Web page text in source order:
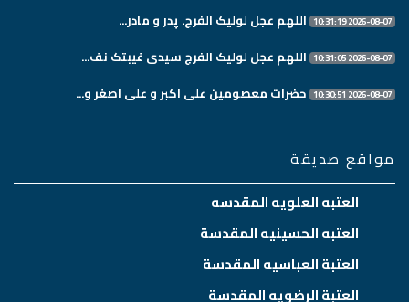
2026-08-07 10:31:19 اللهم عجل لولیک الفرج. پدر و مادر...
2026-08-07 10:31:05 اللهم عجل لولیک الفرج سیدی غیبتک نف...
2026-08-07 10:30:51 حضرات معصومین علی اکبر و علی اصغر و...
مواقع صديقة
العتبه العلويه المقدسه
العتبه الحسينيه المقدسة
العتبة العباسيه المقدسة
العتبة الرضويه المقدسة